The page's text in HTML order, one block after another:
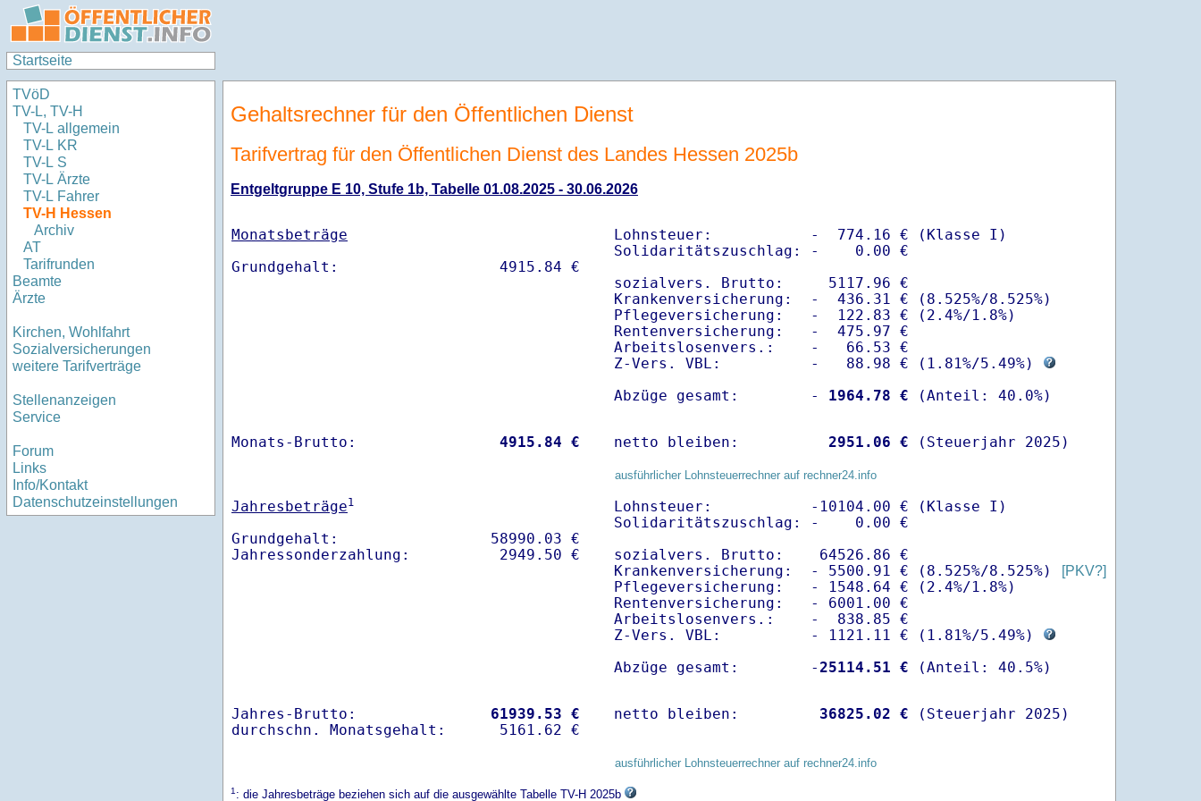
Startseite
TVöD
TV-L, TV-H
TV-L allgemein
TV-L KR
TV-L S
TV-L Ärzte
TV-L Fahrer
TV-H Hessen
Archiv
AT
Tarifrunden
Beamte
Ärzte
Kirchen, Wohlfahrt
Sozialversicherungen
weitere Tarifverträge
Stellenanzeigen
Service
Forum
Links
Info/Kontakt
Datenschutzeinstellungen
Gehaltsrechner für den Öffentlichen Dienst
Tarifvertrag für den Öffentlichen Dienst des Landes Hessen 2025b
Entgeltgruppe E 10, Stufe 1b, Tabelle 01.08.2025 - 30.06.2026
Monatsbeträge
Lohnsteuer:           -  774.16 € (Klasse I)
Solidaritätszuschlag: -    0.00 €
sozialvers. Brutto:     5117.96 €
Krankenversicherung:  -  436.31 € (8.525%/8.525%)
Pflegeversicherung:   -  122.83 € (2.4%/1.8%)
Rentenversicherung:   -  475.97 €
Arbeitslosenvers.:    -   66.53 €
Z-Vers. VBL:          -   88.98 € ( 1.81%/5.49%)
Abzüge gesamt:        -
1964.78 €
Monats-Brutto: 4915.84 € netto bleiben: 2951.06 € (Steuerjahr 2025)
ausführlicher Lohnsteuerrechner auf rechner24.info
Jahresbeträge1
Grundgehalt:                 58990.03 €
Lohnsteuer:           -10104.00 € (Klasse I)
Solidaritätszuschlag: -    0.00 €
sozialvers. Brutto:    64526.86 €
Krankenversicherung:  - 5500.91 € (8.525%/8.525%)
[PKV?]
Pflegeversicherung:   - 1548.64 € (2.4%/1.8%)
Rentenversicherung:   - 6001.00 €
Arbeitslosenvers.:    -  838.85 €
Z-Vers. VBL:          - 1121.11 € ( 1.81%/5.49%)
Abzüge gesamt:        -25114.51 €
Jahres-Brutto: 61939.53 €
netto bleiben: 36825.02 € (Steuerjahr 2025)
ausführlicher Lohnsteuerrechner auf rechner24.info
1: die Jahresbeträge beziehen sich auf die ausgewählte Tabelle TV-H 2025b